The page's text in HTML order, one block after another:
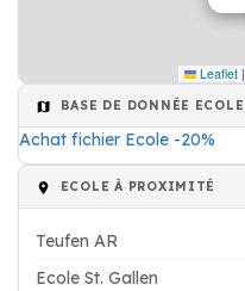
Leaflet |
BASE DE DONNÉE ECOLE
Achat fichier Ecole -20%
ECOLE À PROXIMITÉ
Teufen AR
Ecole St. Gallen